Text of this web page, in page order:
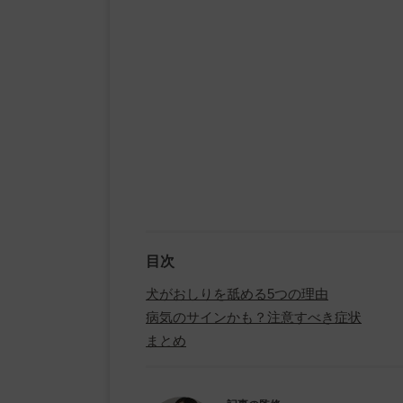
目次
犬がおしりを舐める5つの理由
病気のサインかも？注意すべき症状
まとめ